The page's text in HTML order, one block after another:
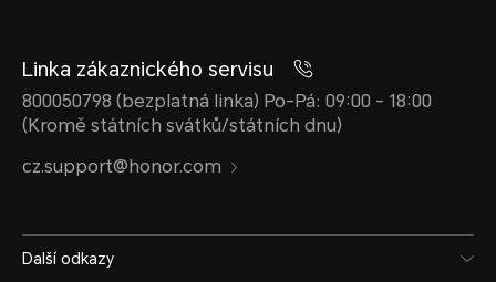
Linka zákaznického servisu
800050798 (bezplatná linka) Po-Pá: 09:00 - 18:00
(Kromě státních svátků/státních dnu)
cz.support@honor.com
Další odkazy